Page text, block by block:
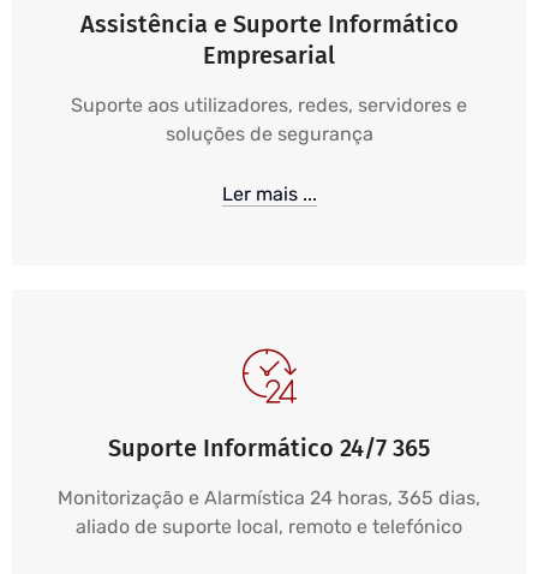
Assistência e Suporte Informático
Empresarial
Suporte aos utilizadores, redes, servidores e
soluções de segurança
Ler mais ...
Suporte Informático 24/7 365
Monitorização e Alarmística 24 horas, 365 dias,
aliado de suporte local, remoto e telefónico